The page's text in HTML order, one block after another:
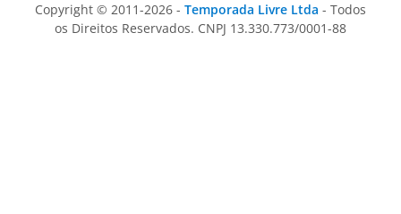
Copyright © 2011-2026 - Temporada Livre Ltda - Todos
os Direitos Reservados. CNPJ 13.330.773/0001-88